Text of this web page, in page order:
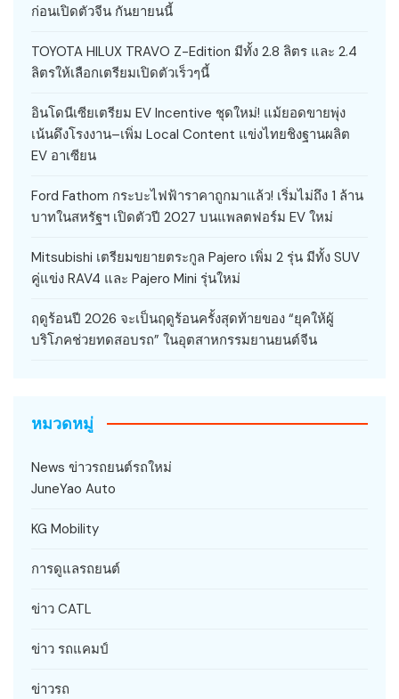
ก่อนเปิดตัวจีน กันยายนนี้
TOYOTA HILUX TRAVO Z-Edition มีทั้ง 2.8 ลิตร และ 2.4
ลิตรให้เลือกเตรียมเปิดตัวเร็วๆนี้
อินโดนีเซียเตรียม EV Incentive ชุดใหม่! แม้ยอดขายพุ่ง
เน้นดึงโรงงาน–เพิ่ม Local Content แข่งไทยชิงฐานผลิต
EV อาเซียน
Ford Fathom กระบะไฟฟ้าราคาถูกมาแล้ว! เริ่มไม่ถึง 1 ล้าน
บาทในสหรัฐฯ เปิดตัวปี 2027 บนแพลตฟอร์ม EV ใหม่
Mitsubishi เตรียมขยายตระกูล Pajero เพิ่ม 2 รุ่น มีทั้ง SUV
คู่แข่ง RAV4 และ Pajero Mini รุ่นใหม่
ฤดูร้อนปี 2026 จะเป็นฤดูร้อนครั้งสุดท้ายของ “ยุคให้ผู้
บริโภคช่วยทดสอบรถ” ในอุตสาหกรรมยานยนต์จีน
หมวดหมู่
News ข่าวรถยนต์รถใหม่
JuneYao Auto
KG Mobility
การดูแลรถยนต์
ข่าว CATL
ข่าว รถแคมป์
ข่าวรถ